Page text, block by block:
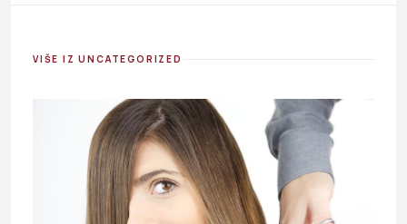
VIŠE IZ UNCATEGORIZED